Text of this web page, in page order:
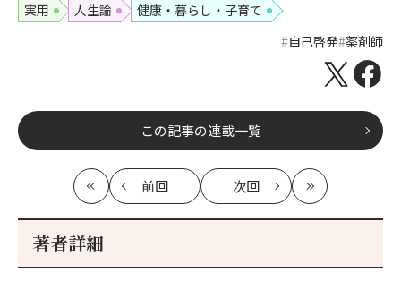
実用 人生論
健康・暮らし・子育て
自己啓発 薬剤師
この記事の連載一覧
最
初
前回
記
次回
記
最
新
著者詳細